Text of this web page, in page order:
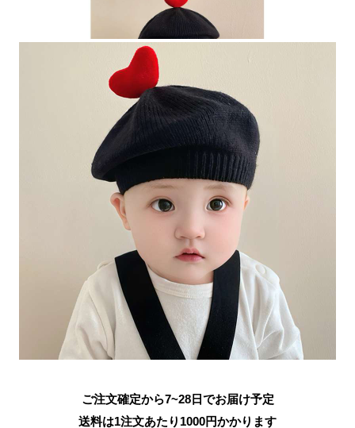
ご注文確定から7~28日でお届け予定
送料は1注文あたり 1000円かかります